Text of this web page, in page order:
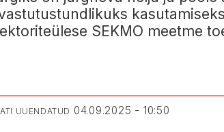
SEKMO meetme
UUENDATUD 04.09.2025 - 10:50